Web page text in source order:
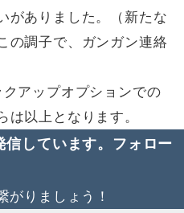
がありました。（新たな
の調子で、ガンガン連絡
アップオプションでの
は以上となります。
しています。フォロー
がりましょう！